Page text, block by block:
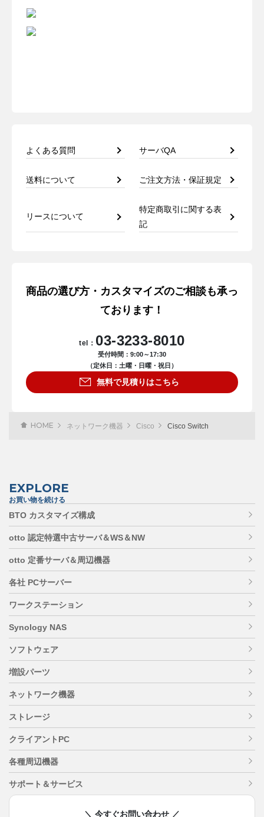
よくある質問 サーバQA
送料について ご注文方法・保証規定
リースについて
特定商取引に関する表
記
商品の選び方・カスタマイズのご相談も承っ
ております！
tel： 03-3233-8010
受付時間：9:00～17:30
（定休日：土曜・日曜・祝日）
無料で見積りはこちら
HOME ネットワーク機器 Cisco Cisco Switch
EXPLORE
お買い物を続ける
BTO カスタマイズ構成
otto 認定特選中古サーバ＆WS＆NW
otto 定番サーバ＆周辺機器
各社 PCサーバー
ワークステーション
Synology NAS
ソフトウェア
増設パーツ
ネットワーク機器
ストレージ
クライアントPC
各種周辺機器
サポート＆サービス
＼ 今すぐお問い合わせ ／